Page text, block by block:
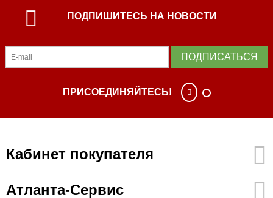
ПОДПИШИТЕСЬ НА НОВОСТИ
ПОДПИСАТЬСЯ
ПРИСОЕДИНЯЙТЕСЬ!
Кабинет покупателя
Атланта-Сервис